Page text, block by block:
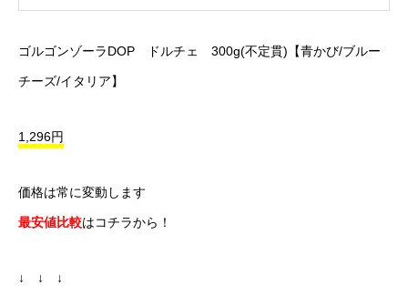
ゴルゴンゾーラDOP ドルチェ 300g(不定貫)【青かび/ブルー
チーズ/イタリア】
1,296円
価格は常に変動します
最安値比較はコチラから！
↓ ↓ ↓